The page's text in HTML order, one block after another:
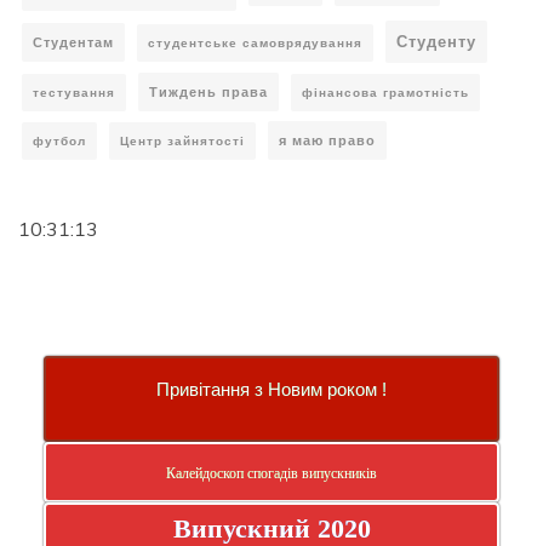
Студентам студентське самоврядування Студенту
тестування Тиждень права фінансова грамотність
футбол Центр зайнятості я маю право
10:31:14
Привітання з Новим роком !
Калейдоскоп спогадів випускників
Випускний 2020